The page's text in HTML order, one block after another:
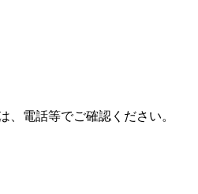
電話等でご確認ください。